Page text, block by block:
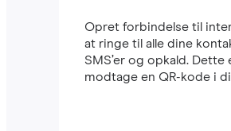
Opret forbindelse til
at ringe til alle dine
SMS’er og opkald.
modtage en QR-kode i